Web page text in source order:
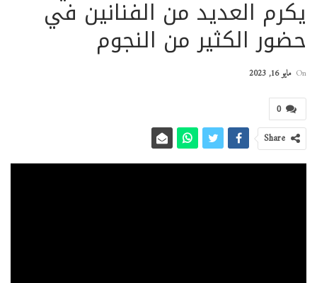
يكرم العديد من الفنانين في
حضور الكثير من النجوم
On مايو 16, 2023
0
Share